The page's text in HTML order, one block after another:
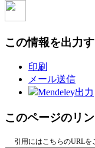
この情報を出力
印刷
メール送信
Mendeley出力
このページのリ
引用にはこちらのURLを